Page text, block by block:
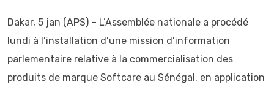
Dakar, 5 jan (APS) – L’Assemblée nationale a procédé
lundi à l’installation d’une mission d’information
parlementaire relative à la commercialisation des
produits de marque Softcare au Sénégal, en application